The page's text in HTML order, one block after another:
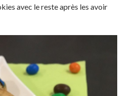
avec le reste après les avoir